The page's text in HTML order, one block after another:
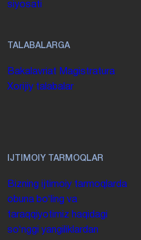
siyosati
TALABALARGA
Bakalavriat Magistratura
Xorijiy talabalar
IJTIMOIY TARMOQLAR
Bizning ijtimoiy tarmoqlarda
obuna boʻling va
taraqqiyotimiz haqidagi
soʻnggi yangiliklardan